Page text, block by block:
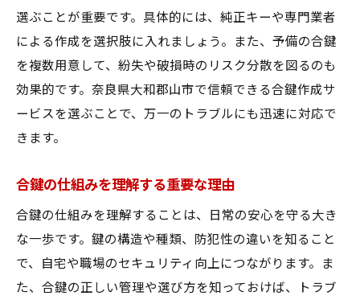
合鍵作成で注意すべき法律やルール
合鍵にまつわる誤解を正しく理解しよう
合鍵サービス利用時の豆知識を紹介
生活を守る合鍵活用の最新情報
合鍵活用で安心生活を実現する方法
合鍵とスマートロックの組み合わせ例
合鍵で広がる生活の利便性と安全性
今注目される合鍵関連の最新トレンド
合鍵選びの将来展望と防犯意識の進化
選ぶことが重要です。具体的には、純正キーや専門業者
による作成を選択肢に入れましょう。また、予備の合鍵
を複数用意して、紛失や破損時のリスク分散を図るのも
効果的です。奈良県大和郡山市で信頼できる合鍵作成サ
ービスを選ぶことで、万一のトラブルにも迅速に対応で
きます。
合鍵の仕組みを理解する重要な理由
合鍵の仕組みを理解することは、日常の安心を守る大き
な一歩です。鍵の構造や種類、防犯性の違いを知ること
で、自宅や職場のセキュリティ向上につながります。ま
た、合鍵の正しい管理や選び方を知っておけば、トラブ